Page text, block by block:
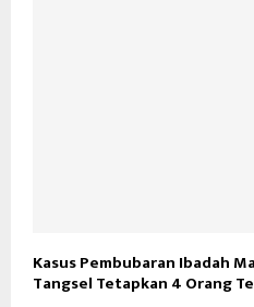
Kasus Pembubaran Ibadah
Tangsel Tetapkan 4 Orang